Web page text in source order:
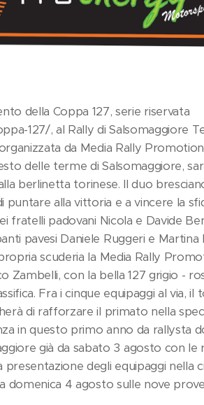
della Coppa 127, serie riservata
127/, al Rally di Salsomaggiore
da Media Rally
delle terme di Salsomaggiore,
berlinetta torinese. Il duo
puntare alla vittoria e a vincere la
fratelli padovani Nicola e Davide
pavesi Daniele Ruggeri e Martina
scuderia la Media Rally
Zambelli, con la bella 127 grigio -
Fra i cinque equipaggi al via, il
di rafforzare il primato nella
in questo primo anno da rallysta
già da sabato 3 agosto con le
degli equipaggi nella
domenica 4 agosto sulle nove